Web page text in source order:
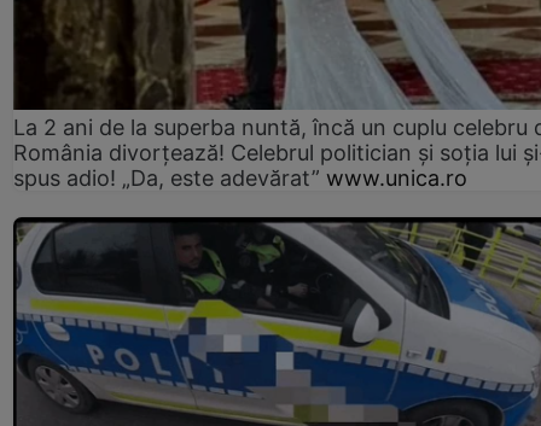
La 2 ani de la superba nuntă, încă un cuplu celebru
România divorțează! Celebrul politician și soția lui
spus adio! „Da, este adevărat” www.unica.ro